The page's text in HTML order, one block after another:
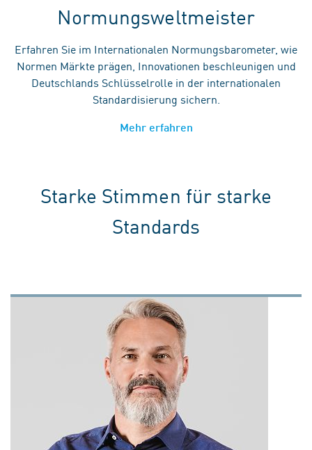
Normungsweltmeister
Erfahren Sie im Internationalen Normungsbarometer, wie
Normen Märkte prägen, Innovationen beschleunigen und
Deutschlands Schlüsselrolle in der internationalen
Standardisierung sichern.
Mehr erfahren
Starke Stimmen für starke
Standards